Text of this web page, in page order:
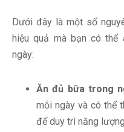
Dưới đây là một số
hiệu quả mà bạn có thể
ngày:
Ăn đủ bữa trong
mỗi ngày và có thể
để duy trì năng